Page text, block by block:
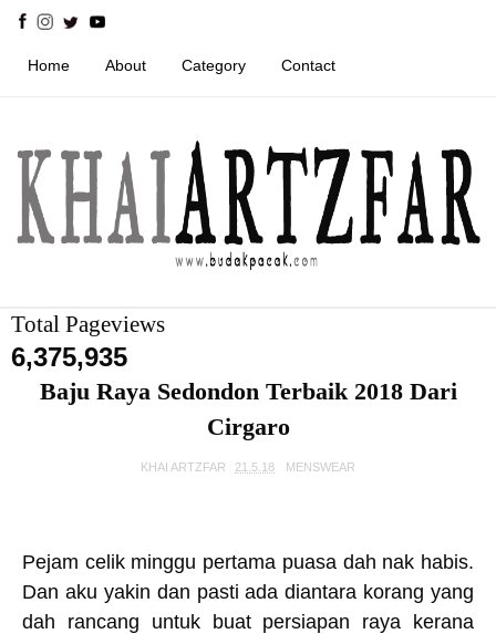
Home About Category Contact
Total Pageviews
6,375,935
Baju Raya Sedondon Terbaik 2018 Dari
Cirgaro
KHAI ARTZFAR 21.5.18 MENSWEAR
Pejam celik minggu pertama puasa dah nak habis.
Dan aku yakin dan pasti ada diantara korang yang
dah rancang untuk buat persiapan raya kerana